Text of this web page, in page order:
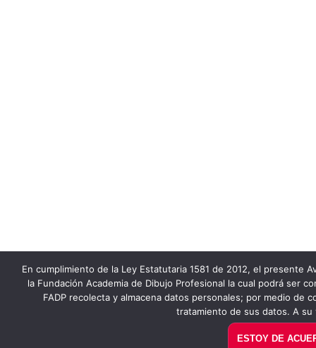
En cumplimiento de la Ley Estatutaria 1581 de 2012, el presente
la Fundación Academia de Dibujo Profesional la cual podrá ser
FADP recolecta y almacena datos personales; por medio
tratamiento de sus datos. A su
ESTOY DE